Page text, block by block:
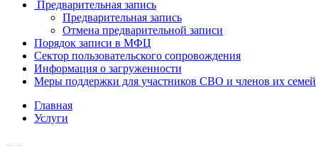
Предварительная запись
Предварительная запись
Отмена предварительной записи
Порядок записи в МФЦ
Сектор пользовательского сопровождения
Информация о загруженности
Меры поддержки для участников СВО и членов их семей
Главная
Услуги